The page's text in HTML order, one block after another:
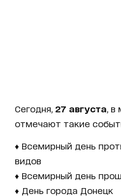
Сегодня, 27 августа ,
отмечают такие
♦ Всемирный день
видов
♦ Всемирный день
♦ День города Донецк